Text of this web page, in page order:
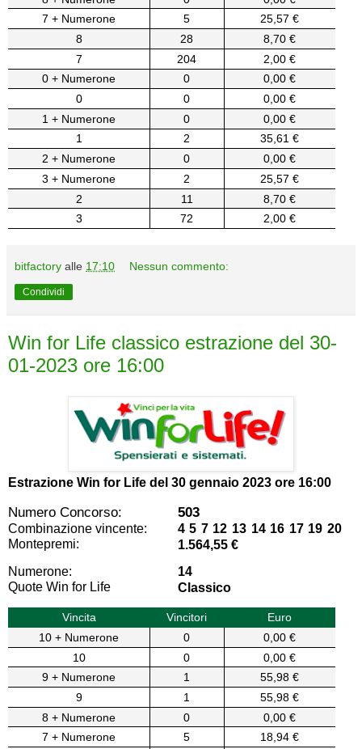
7 + Numerone
5
25,57 €
8
28
8,70 €
7
204
2,00 €
0 + Numerone
0
0,00 €
0
0
0,00 €
1 + Numerone
0
0,00 €
1
2
35,61 €
2 + Numerone
0
0,00 €
3 + Numerone
2
25,57 €
2
11
8,70 €
3
72 2,00 €
bitfactory alle 17:10 Nessun commento:
Condividi
Win for Life classico estrazione del 30-
01-2023 ore 16:00
Estrazione Win for Life del 30 gennaio 2023 ore 16:00
Numero Concorso: 503
Combinazione vincente:
4 5 7 12 13 14 16 17 19 20
Montepremi:
1.564,55 €
Numerone:
14
Quote Win for Life
Classico
Vincita Vincitori
Euro
10 + Numerone
0
0,00 €
10
0
0,00 €
9 + Numerone
1
55,98 €
9
1
55,98 €
8 + Numerone
0
0,00 €
7 + Numerone
5
18,94 €